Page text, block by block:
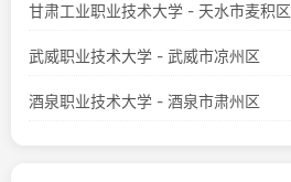
甘肃工业职业技术大学 - 天水市麦积区
武威职业技术大学 - 武威市凉州区
酒泉职业技术大学 - 酒泉市肃州区